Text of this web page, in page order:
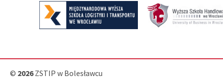
© 2026ZSTIP w Bolesławcu